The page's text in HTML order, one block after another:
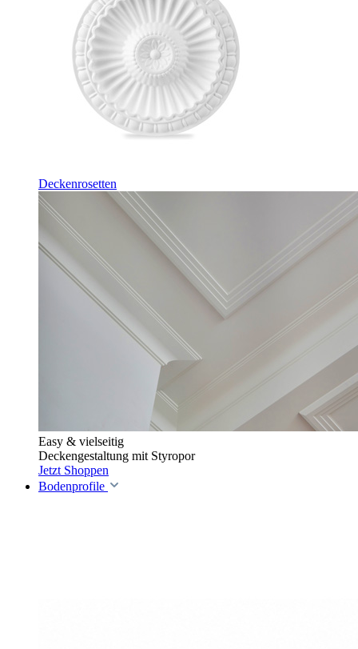
Deckenrosetten
Easy & vielseitig
Deckengestaltung mit Styropor
Jetzt Shoppen
Bodenprofile